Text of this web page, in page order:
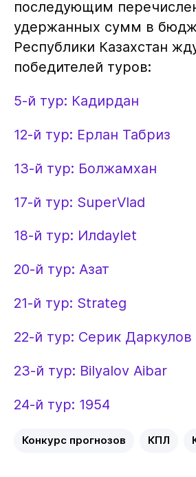
последующим
удержанных сумм в
Республики Казахстан
победителей туров:
5-й тур: Кадирдан
12-й тур: Ерлан Табриз
13-й тур: Болжамхан
17-й тур: SuperVlad
18-й тур: Илdaylet
20-й тур: Азат
21-й тур: Strateg
22-й тур: Серик Даркулов
23-й тур: Bilyalov Aibar
24-й тур: 1954
Конкурс прогнозов КПЛ